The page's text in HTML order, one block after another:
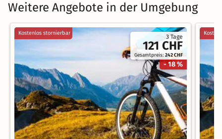
Weitere Angebote in der Umgebung
3 Tage
121 CHF
Gesamtpreis:242 CHF
- 18 %
Kostenlos stornierbar